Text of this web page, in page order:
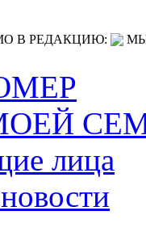
В РЕДАКЦИЮ:
лица